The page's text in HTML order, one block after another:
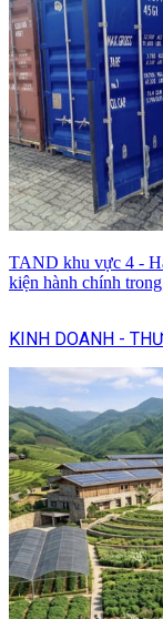
TAND khu vực 4 -
kiện hành chính
KINH DOANH -